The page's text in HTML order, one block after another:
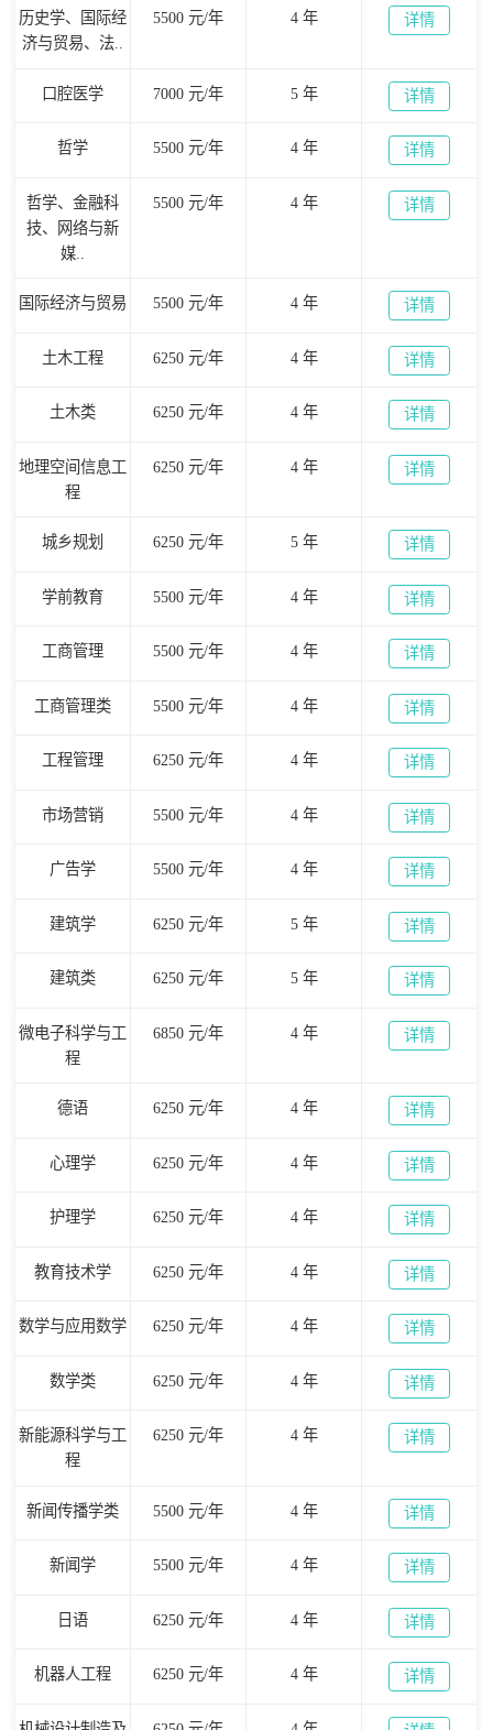
历史学、国际经
济与贸易、法..
5500 元/年 4 年 详情
口腔医学 7000 元/年 5 年 详情
哲学 5500 元/年 4 年 详情
哲学、金融科
技、网络与新
媒..
5500 元/年 4 年 详情
国际经济与贸易 5500 元/年 4 年 详情
土木工程 6250 元/年 4 年 详情
土木类 6250 元/年 4 年 详情
地理空间信息工
程
6250 元/年 4 年 详情
城乡规划 6250 元/年 5 年 详情
学前教育 5500 元/年 4 年 详情
工商管理 5500 元/年 4 年 详情
工商管理类 5500 元/年 4 年 详情
工程管理 6250 元/年 4 年 详情
市场营销 5500 元/年 4 年 详情
广告学 5500 元/年 4 年 详情
建筑学 6250 元/年 5 年 详情
建筑类 6250 元/年 5 年 详情
微电子科学与工
程
6850 元/年 4 年 详情
德语 6250 元/年 4 年 详情
心理学 6250 元/年 4 年 详情
护理学 6250 元/年 4 年 详情
教育技术学 6250 元/年 4 年 详情
数学与应用数学 6250 元/年 4 年 详情
数学类 6250 元/年 4 年 详情
新能源科学与工
程
6250 元/年 4 年 详情
新闻传播学类 5500 元/年 4 年 详情
新闻学 5500 元/年 4 年 详情
日语 6250 元/年 4 年 详情
机器人工程 6250 元/年 4 年 详情